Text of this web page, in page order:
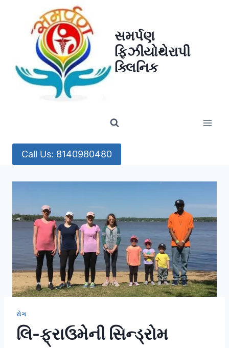
સમર્પણ
ફિઝીયોથેરાપી
ક્લિનિક
Call Us: 8140980480
રોગ
લિ-ફ્રાઉમેની સિન્ડ્રોમ